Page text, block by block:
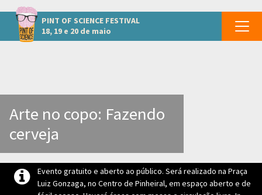
PINT OF SCIENCE FESTIVAL
18, 19 e 20 de maio
Outros eventos em Pinheiral
Arte no copo: Fazendo
cerveja
Evento gratuito e aberto ao público. Será realizado na Praça
Luiz Gonzaga, no Centro de Pinheiral, em espaço aberto e de